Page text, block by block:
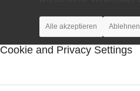
Alle akzeptieren Ablehnen
Cookie and Privacy Settings